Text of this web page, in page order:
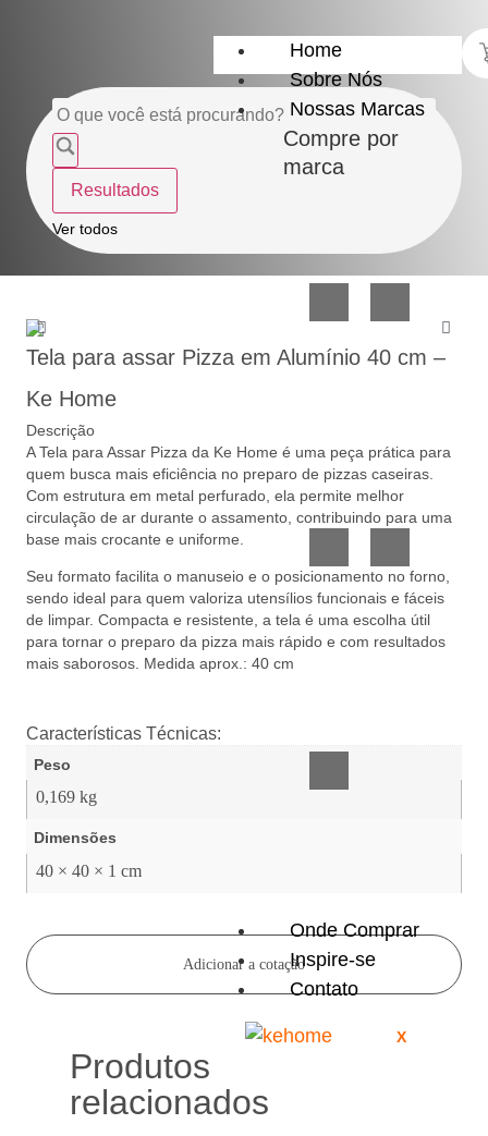
Home
Sobre Nós
Nossas Marcas
Compre por
marca
Lar
Organização
Utilidades
de
Vidro
Confeitaria
e
Presente
Onde Comprar
Inspire-se
Contato
X
Resultados
Ver todos
Tela para assar Pizza em Alumínio 40 cm –
Ke Home
Descrição
A Tela para Assar Pizza da Ke Home é uma peça prática para
quem busca mais eficiência no preparo de pizzas caseiras.
Com estrutura em metal perfurado, ela permite melhor
circulação de ar durante o assamento, contribuindo para uma
base mais crocante e uniforme.
Seu formato facilita o manuseio e o posicionamento no forno,
sendo ideal para quem valoriza utensílios funcionais e fáceis
de limpar. Compacta e resistente, a tela é uma escolha útil
para tornar o preparo da pizza mais rápido e com resultados
mais saborosos. Medida aprox.: 40 cm
Características Técnicas:
Peso
0,169 kg
Dimensões
40 × 40 × 1 cm
Adicionar a cotação
Produtos
relacionados